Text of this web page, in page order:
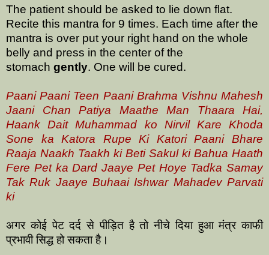
The patient should be asked to lie down flat.
Recite this mantra for 9 times. Each time after the
mantra is over put your right hand on the whole
belly and press in the center of the
stomach gently. One will be cured.
Paani Paani Teen Paani Brahma Vishnu Mahesh
Jaani Chan Patiya Maathe Man Thaara Hai,
Haank Dait Muhammad ko Nirvil Kare Khoda
Sone ka Katora Rupe Ki Katori Paani Bhare
Raaja Naakh Taakh ki Beti Sakul ki Bahua Haath
Fere Pet ka Dard Jaaye Pet Hoye Tadka Samay
Tak Ruk Jaaye Buhaai Ishwar Mahadev Parvati
ki
अगर कोई पेट दर्द से पीड़ित है तो नीचे दिया हुआ मंत्र काफी
प्रभावी सिद्ध हो सकता है।